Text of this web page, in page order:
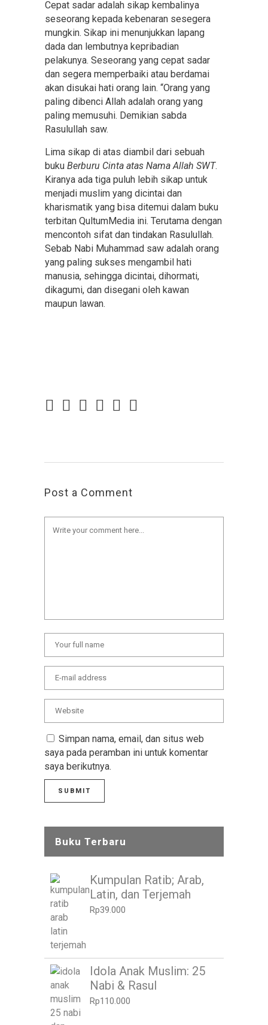
Cepat sadar adalah sikap kembalinya
seseorang kepada kebenaran sesegera
mungkin. Sikap ini menunjukkan lapang
dada dan lembutnya kepribadian
pelakunya. Seseorang yang cepat sadar
dan segera memperbaiki atau berdamai
akan disukai hati orang lain. “Orang yang
paling dibenci Allah adalah orang yang
paling memusuhi. Demikian sabda
Rasulullah saw.
Lima sikap di atas diambil dari sebuah
buku Berburu Cinta atas Nama Allah SWT.
Kiranya ada tiga puluh lebih sikap untuk
menjadi muslim yang dicintai dan
kharismatik yang bisa ditemui dalam buku
terbitan QultumMedia ini. Terutama dengan
mencontoh sifat dan tindakan Rasulullah.
Sebab Nabi Muhammad saw adalah orang
yang paling sukses mengambil hati
manusia, sehingga dicintai, dihormati,
dikagumi, dan disegani oleh kawan
maupun lawan.
Post a Comment
Simpan nama, email, dan situs web
saya pada peramban ini untuk komentar
saya berikutnya.
Buku Terbaru
Kumpulan Ratib; Arab,
Latin, dan Terjemah
Rp39.000
Idola Anak Muslim: 25
Nabi & Rasul
Rp110.000